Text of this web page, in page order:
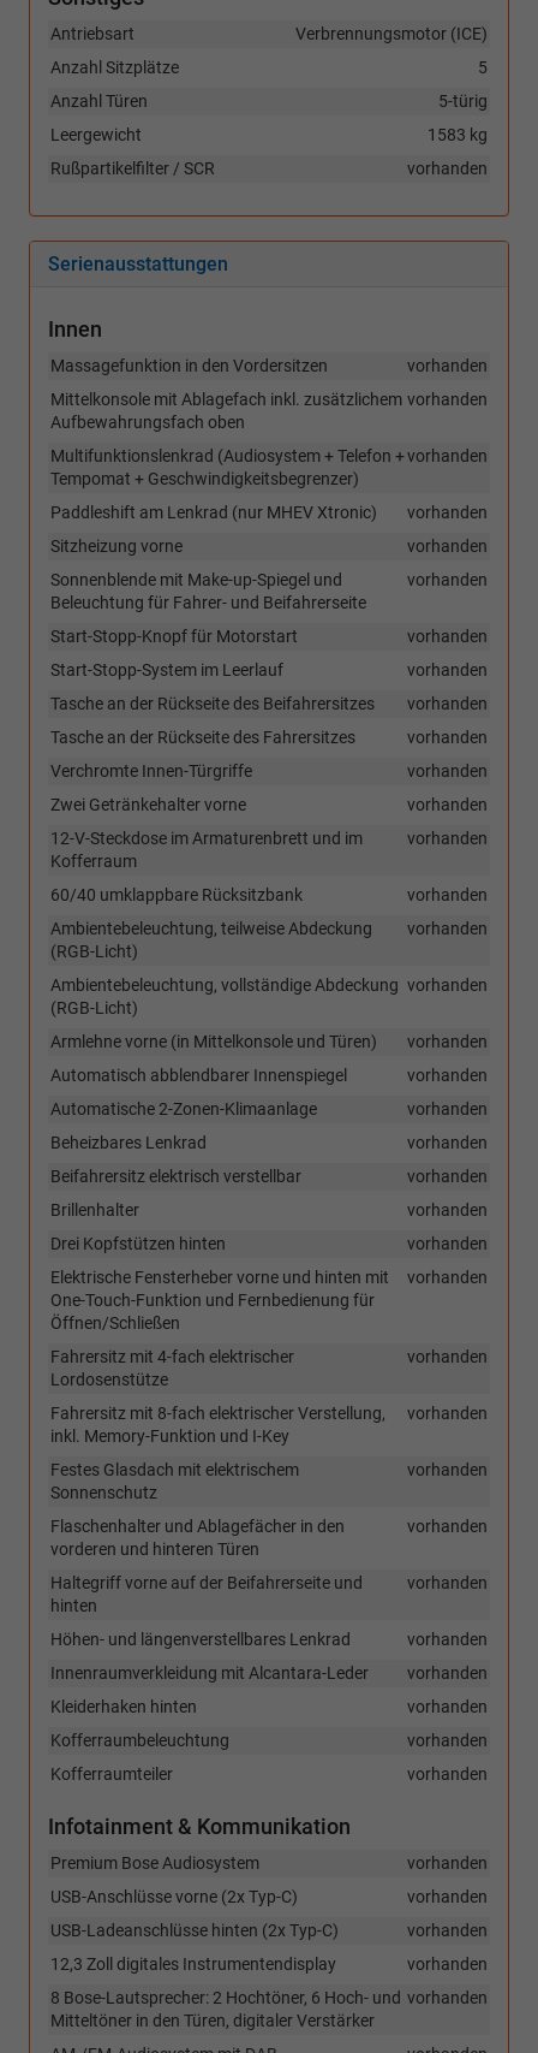
Verbrennungsmotor (ICE)
Antriebsart
5
Anzahl Sitzplätze
5-türig
Anzahl Türen
1583 kg
Leergewicht
vorhanden
Rußpartikelfilter / SCR
Serienausstattungen
Innen
vorhanden
Massagefunktion in den Vordersitzen
vorhanden
Mittelkonsole mit Ablagefach inkl. zusätzlichem
Aufbewahrungsfach oben
vorhanden
Multifunktionslenkrad (Audiosystem + Telefon +
Tempomat + Geschwindigkeitsbegrenzer)
vorhanden
Paddleshift am Lenkrad (nur MHEV Xtronic)
vorhanden
Sitzheizung vorne
vorhanden
Sonnenblende mit Make-up-Spiegel und
Beleuchtung für Fahrer- und Beifahrerseite
vorhanden
Start-Stopp-Knopf für Motorstart
vorhanden
Start-Stopp-System im Leerlauf
vorhanden
Tasche an der Rückseite des Beifahrersitzes
vorhanden
Tasche an der Rückseite des Fahrersitzes
vorhanden
Verchromte Innen-Türgriffe
vorhanden
Zwei Getränkehalter vorne
vorhanden
12-V-Steckdose im Armaturenbrett und im
Kofferraum
vorhanden
60/40 umklappbare Rücksitzbank
vorhanden
Ambientebeleuchtung, teilweise Abdeckung
(RGB-Licht)
vorhanden
Ambientebeleuchtung, vollständige Abdeckung
(RGB-Licht)
vorhanden
Armlehne vorne (in Mittelkonsole und Türen)
vorhanden
Automatisch abblendbarer Innenspiegel
vorhanden
Automatische 2-Zonen-Klimaanlage
vorhanden
Beheizbares Lenkrad
vorhanden
Beifahrersitz elektrisch verstellbar
vorhanden
Brillenhalter
vorhanden
Drei Kopfstützen hinten
vorhanden
Elektrische Fensterheber vorne und hinten mit
One-Touch-Funktion und Fernbedienung für
Öffnen/Schließen
vorhanden
Fahrersitz mit 4-fach elektrischer
Lordosenstütze
vorhanden
Fahrersitz mit 8-fach elektrischer Verstellung,
inkl. Memory-Funktion und I-Key
vorhanden
Festes Glasdach mit elektrischem
Sonnenschutz
vorhanden
Flaschenhalter und Ablagefächer in den
vorderen und hinteren Türen
vorhanden
Haltegriff vorne auf der Beifahrerseite und
hinten
vorhanden
Höhen- und längenverstellbares Lenkrad
vorhanden
Innenraumverkleidung mit Alcantara-Leder
vorhanden
Kleiderhaken hinten
vorhanden
Kofferraumbeleuchtung
vorhanden
Kofferraumteiler
Infotainment & Kommunikation
vorhanden
Premium Bose Audiosystem
vorhanden
USB-Anschlüsse vorne (2x Typ-C)
vorhanden
USB-Ladeanschlüsse hinten (2x Typ-C)
vorhanden
12,3 Zoll digitales Instrumentendisplay
vorhanden
8 Bose-Lautsprecher: 2 Hochtöner, 6 Hoch- und
Mitteltöner in den Türen, digitaler Verstärker